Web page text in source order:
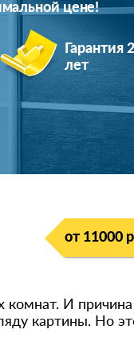
цене!
Гарантия
лет
от 11000
комнат. И
картины. Но